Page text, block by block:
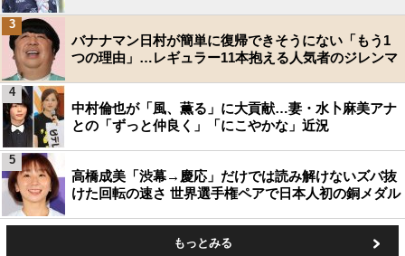
バナナマン日村が簡単に復帰できそうにない「もう1
つの理由」…レギュラー11本抱える人気者のジレンマ
3
中村倫也が「風、薫る」に大貢献…妻・水卜麻美アナ
との「ずっと仲良く」「にこやかな」近況
4
高橋成美「渋幕→慶応」だけでは読み解けないズバ抜
けた回転の速さ 世界選手権ペアで日本人初の銅メダル
5
もっとみる